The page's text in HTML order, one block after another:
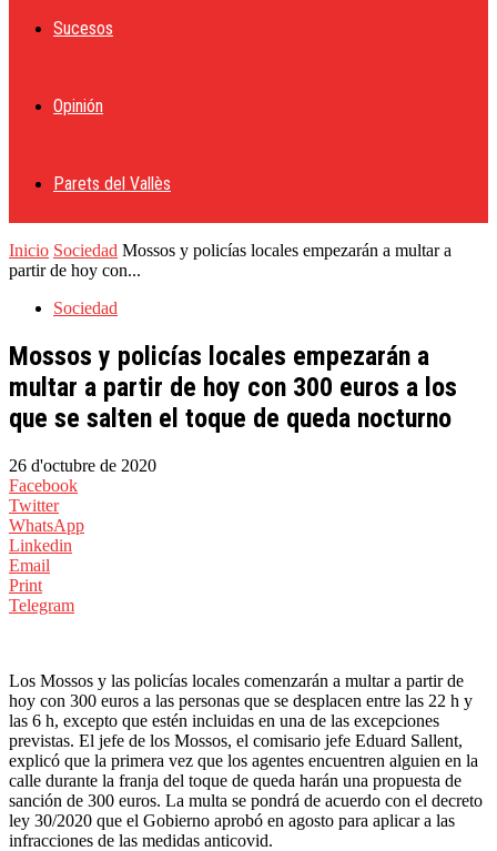
Sucesos
Opinión
Parets del Vallès
Inicio Sociedad Mossos y policías locales empezarán a multar a
partir de hoy con...
Sociedad
Mossos y policías locales empezarán a
multar a partir de hoy con 300 euros a los
que se salten el toque de queda nocturno
26 d'octubre de 2020
Facebook
Twitter
WhatsApp
Linkedin
Email
Print
Telegram
Los Mossos y las policías locales comenzarán a multar a partir de
hoy con 300 euros a las personas que se desplacen entre las 22 h y
las 6 h, excepto que estén incluidas en una de las excepciones
previstas. El jefe de los Mossos, el comisario jefe Eduard Sallent,
explicó que la primera vez que los agentes encuentren alguien en la
calle durante la franja del toque de queda harán una propuesta de
sanción de 300 euros. La multa se pondrá de acuerdo con el decreto
ley 30/2020 que el Gobierno aprobó en agosto para aplicar a las
infracciones de las medidas anticovid.